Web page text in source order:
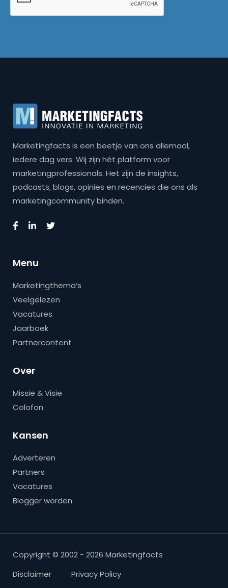
Marketingfacts is een beetje van ons allemaal,
iedere dag vers. Wij zijn hét platform voor
marketingprofessionals. Het zijn de insights,
podcasts, blogs, opinies en recencies die ons als
marketingcommunity binden.
Menu
Marketingthema’s
Veelgelezen
Vacatures
Jaarboek
Partnercontent
Over
Missie & Visie
Colofon
Kansen
Adverteren
Partners
Vacatures
Blogger worden
Copyright © 2002 - 2026 Marketingfacts
Disclaimer
Privacy Policy